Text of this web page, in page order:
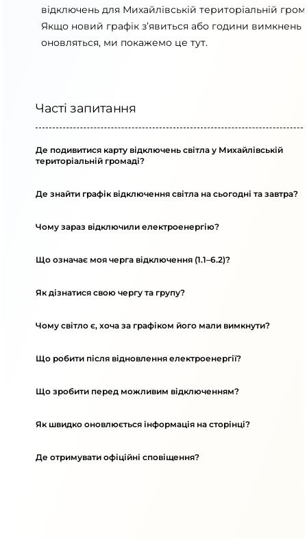
відключень для Михайлівській територіальній
Якщо новий графік з’явиться або години вимкнень
оновляться, ми покажемо це тут.
Часті запитання
Де подивитися карту відключень світла у Михайлівській
територіальній громаді?
Де знайти графік відключення світла на сьогодні та завтра?
Чому зараз відключили електроенергію?
Що означає моя черга відключення (1.1–6.2)?
Як дізнатися свою чергу та групу?
Чому світло є, хоча за графіком його мали вимкнути?
Що робити після відновлення електроенергії?
Що зробити перед можливим відключенням?
Як швидко оновлюється інформація на сторінці?
Де отримувати офіційні сповіщення?